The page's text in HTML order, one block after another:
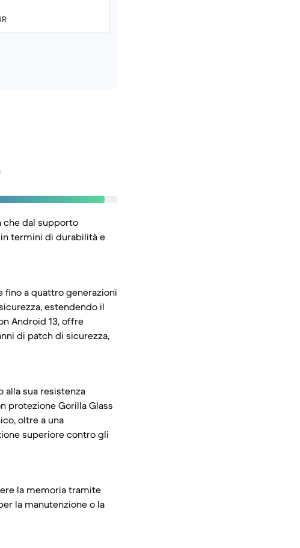
che dal supporto
termini di durabilità e
fino a quattro generazioni
estendendo il
Android 13, offre
di patch di sicurezza,
alla sua resistenza
protezione Gorilla Glass
oltre a una
superiore contro gli
la memoria tramite
la manutenzione o la